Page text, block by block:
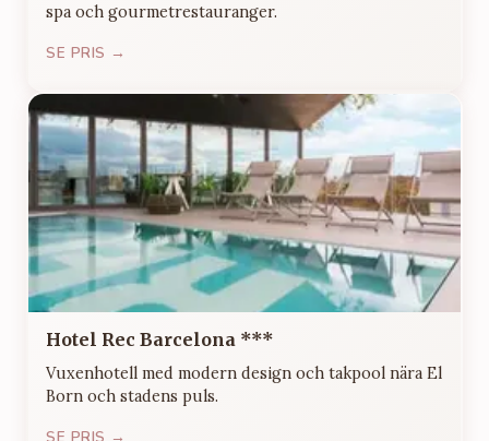
spa och gourmetrestauranger.
SE PRIS →
Hotel Rec Barcelona ***
Vuxenhotell med modern design och takpool nära El
Born och stadens puls.